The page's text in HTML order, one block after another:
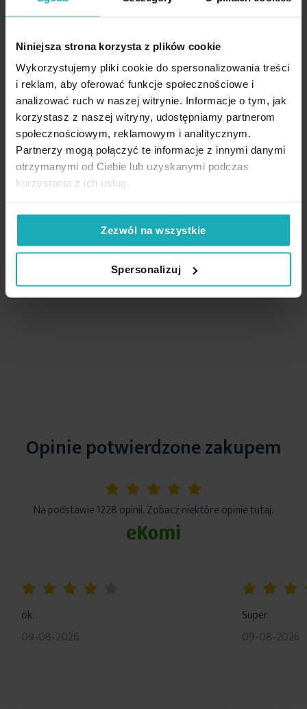
Niniejsza strona korzysta z plików cookie
Wykorzystujemy pliki cookie do spersonalizowania treści
i reklam, aby oferować funkcje społecznościowe i
analizować ruch w naszej witrynie. Informacje o tym, jak
korzystasz z naszej witryny, udostępniamy partnerom
społecznościowym, reklamowym i analitycznym.
Partnerzy mogą połączyć te informacje z innymi danymi
otrzymanymi od Ciebie lub uzyskanymi podczas
korzystania z ich usług.
Zezwól na wszystkie
Spersonalizuj
geometrycznym
niebieska NALA EUROFIRANY
PREMIUM
31,40 zł
Dodaj do koszyka Dodaj do listy życzeń
High-contrast mode
Podobne produkty
Opinie potwierdzone zakupem
5%
Na podstawie 1228 opinii. Zobacz niektóre opinie tutaj.
ok.
09-08-2026
Super
09-08-2026